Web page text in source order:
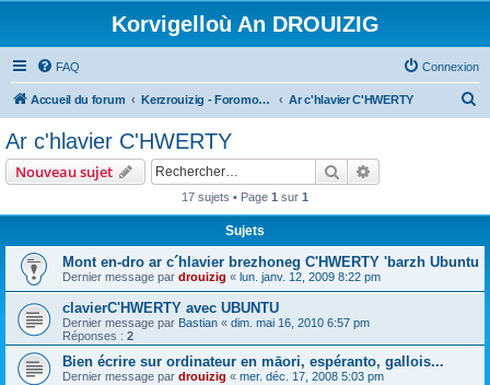
Korvigelloù An DROUIZIG
FAQ Connexion
Accueil du forum Kerzrouizig - Foromoù An Drouizig Ar c'hlavier C'HWERTY
Ar c'hlavier C'HWERTY
Nouveau sujet Rechercher
17 sujets • Page 1 sur 1
Sujets
Mont en-dro ar c´hlavier brezhoneg C'HWERTY 'barzh Ubuntu
Dernier message par drouizig « lun. janv. 12, 2009 8:22 pm
clavierC'HWERTY avec UBUNTU
Dernier message par Bastian « dim. mai 16, 2010 6:57 pm
Réponses : 2
Bien écrire sur ordinateur en māori, espéranto, gallois...
Dernier message par drouizig « mer. déc. 17, 2008 5:03 pm